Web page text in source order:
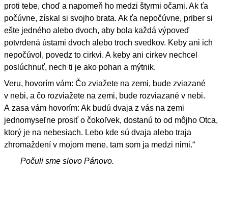
proti tebe, choď a napomeň ho medzi štyrmi očami. Ak ťa
počúvne, získal si svojho brata. Ak ťa nepočúvne, priber si
ešte jedného alebo dvoch, aby bola každá výpoveď
potvrdená ústami dvoch alebo troch svedkov. Keby ani ich
nepočúvol, povedz to cirkvi. A keby ani cirkev nechcel
poslúchnuť, nech ti je ako pohan a mýtnik.
Veru, hovorím vám: Čo zviažete na zemi, bude zviazané
v nebi, a čo rozviažete na zemi, bude rozviazané v nebi.
A zasa vám hovorím: Ak budú dvaja z vás na zemi
jednomyseľne prosiť o čokoľvek, dostanú to od môjho Otca,
ktorý je na nebesiach. Lebo kde sú dvaja alebo traja
zhromaždení v mojom mene, tam som ja medzi nimi.“
Počuli sme slovo Pánovo.